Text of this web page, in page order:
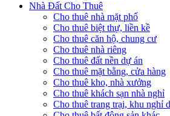
Nhà Đất Cho Thuê
Cho thuê nhà mặt phố
Cho thuê biệt thự, liền kề
Cho thuê căn hộ, chung cư
Cho thuê nhà riêng
Cho thuê đất nền dự án
Cho thuê mặt bằng, cửa hàng
Cho thuê kho, nhà xưởng
Cho thuê khách sạn nhà nghỉ
Cho thuê trang trại, khu nghỉ